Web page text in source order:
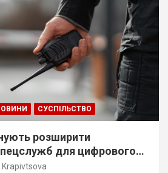
СУСПІЛЬСТВО
розширити
для цифрового
Krapivtsova